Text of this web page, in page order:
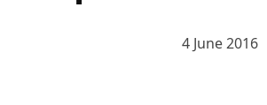
4 June 2016